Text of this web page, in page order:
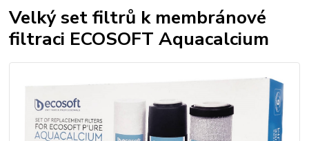
Velký set filtrů k membránové
filtraci ECOSOFT Aquacalcium